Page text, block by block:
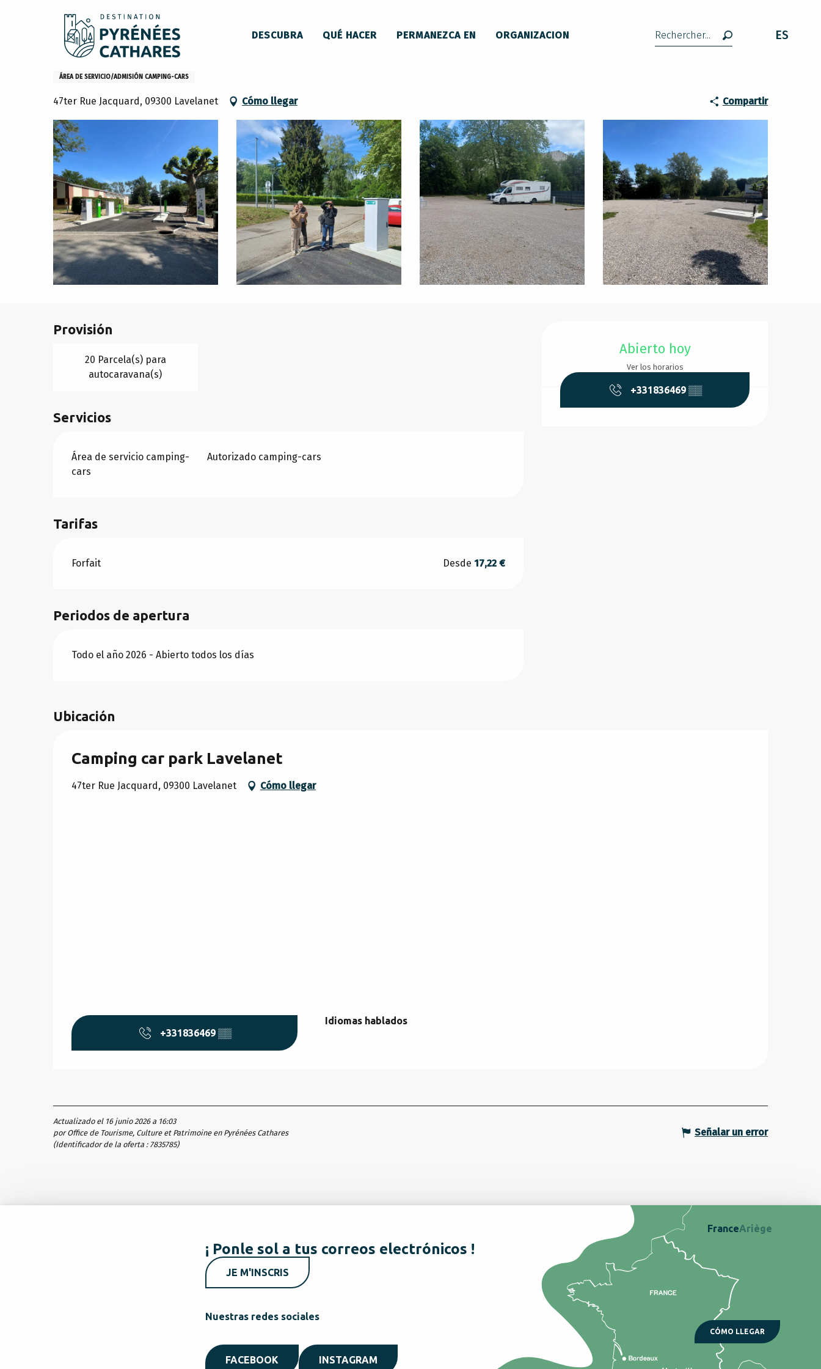
Buscar ES
DESCUBRA QUÉ HACER PERMANEZCA EN ORGANIZACION
Inicio Permanezca en
Camping car park Lavelanet
ÁREA DE SERVICIO/ADMISIÓN CAMPING-CARS
47ter Rue Jacquard, 09300 Lavelanet Cómo llegar Compartir
Abierto hoy
Ver los horarios
+331836469 ▒▒
Provisión
20 Parcela(s) para
autocaravana(s)
Servicios
Área de servicio camping-
cars
Autorizado camping-cars
Tarifas
Tarifas 2026
Forfait Desde17,22 €
Periodos de apertura
Todo el año 2026 - Abierto todos los días
Ubicación
Camping car park Lavelanet
47ter Rue Jacquard, 09300 Lavelanet Cómo llegar
+331836469 ▒▒
Idiomas hablados
Idiomas hablados
Actualizado el 16 junio 2026 a 16:03
por Office de Tourisme, Culture et Patrimoine en Pyrénées Cathares
(Identificador de la oferta : 7835785)
Señalar un error
¡ Ponle sol a tus correos electrónicos !
JE M'INSCRIS
Nuestras redes sociales
FACEBOOK INSTAGRAM
CÓMO LLEGAR
FranceAriège